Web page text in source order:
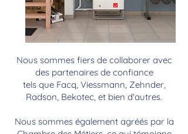
Nous sommes fiers de collaborer avec
des partenaires de confiance
tels que Facq, Viessmann, Zehnder,
Radson, Bekotec, et bien d'autres.
Nous sommes également agréés par la